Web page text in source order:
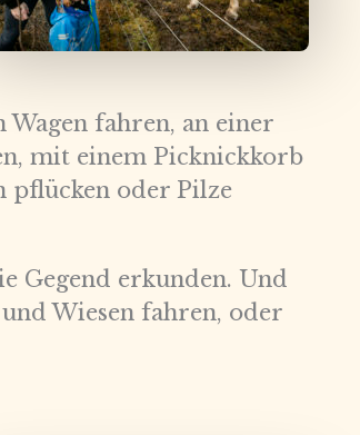
fahren, an einer
mit einem Picknickkorb
pflücken oder Pilze
Gegend erkunden. Und
Wiesen fahren, oder